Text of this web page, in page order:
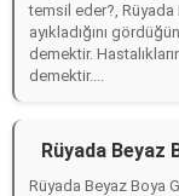
temsil eder?, Rüyada
ayıkladığını
demektir.
demektir....
Rüyada Beyaz
Rüyada Beyaz Boya